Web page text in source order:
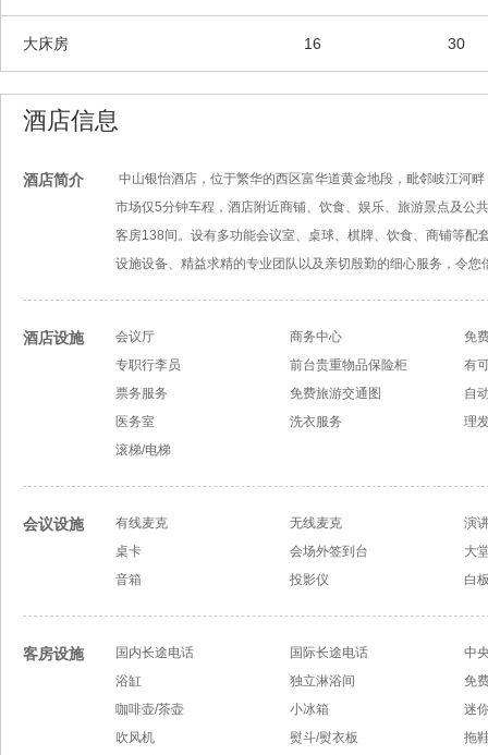
大床房 16 30
酒店信息
酒店简介
中山银怡酒店，位于繁华的西区富华道黄金地段，毗邻岐江河
市场仅5分钟车程，酒店附近商铺、饮食、娱乐、旅游景点及公
客房138间。设有多功能会议室、桌球、棋牌、饮食、商铺等配
设施设备、精益求精的专业团队以及亲切殷勤的细心服务，令您
酒店设施 会议厅 商务中心
免
专职行李员
前台贵重物品保险柜
有
票务服务
免费旅游交通图
自
医务室
洗衣服务
理
滚梯/电梯
会议设施 有线麦克 无线麦克
演
桌卡
会场外签到台
大
音箱
投影仪 白
客房设施 国内长途电话 国际长途电话
中
浴缸
独立淋浴间
免
咖啡壶/茶壶
小冰箱
迷
吹风机
熨斗/熨衣板
拖